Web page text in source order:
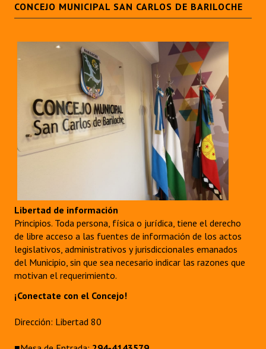
CONCEJO MUNICIPAL SAN CARLOS DE BARILOCHE
Libertad de información
Principios. Toda persona, física o jurídica, tiene el derecho
de libre acceso a las fuentes de información de los actos
legislativos, administrativos y jurisdiccionales emanados
del Municipio, sin que sea necesario indicar las razones que
motivan el requerimiento.
¡Conectate con el Concejo!
Dirección: Libertad 80